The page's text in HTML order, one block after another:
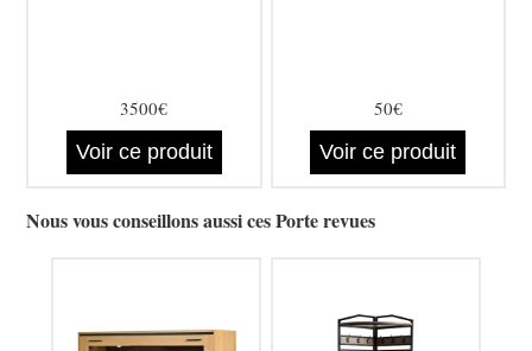
3500€
Voir ce produit
50€
Voir ce produit
Nous vous conseillons aussi ces Porte revues